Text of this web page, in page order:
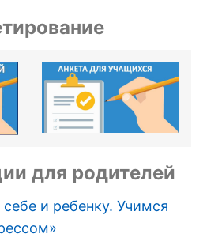
для родителей
и ребенку. Учимся